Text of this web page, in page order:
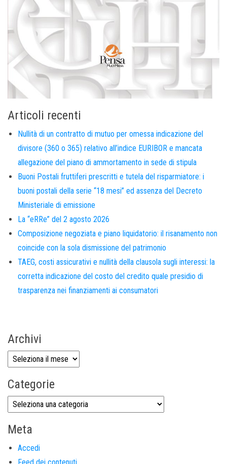
Articoli recenti
Nullità di un contratto di mutuo per omessa indicazione del
divisore (360 o 365) relativo all’indice EURIBOR e mancata
allegazione del piano di ammortamento in sede di stipula
Buoni Postali fruttiferi prescritti e tutela del risparmiatore: i
buoni postali della serie “18 mesi” ed assenza del Decreto
Ministeriale di emissione
La “eRRe” del 2 agosto 2026
Composizione negoziata e piano liquidatorio: il risanamento non
coincide con la sola dismissione del patrimonio
TAEG, costi assicurativi e nullità della clausola sugli interessi: la
corretta indicazione del costo del credito quale presidio di
trasparenza nei finanziamenti ai consumatori
Archivi
Categorie
Meta
Accedi
Feed dei contenuti